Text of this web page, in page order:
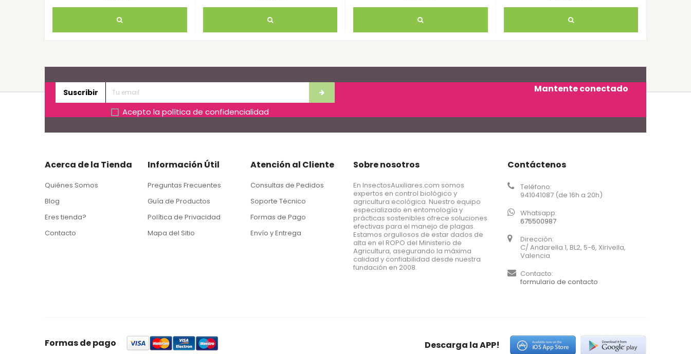
Suscribir
Acepto la política de confidencialidad
Mantente conectado
Acerca de la Tienda
Quiénes Somos
Blog
Eres tienda?
Contacto
Información Útil
Preguntas Frecuentes
Guía de Productos
Política de Privacidad
Mapa del Sitio
Atención al Cliente
Consultas de Pedidos
Soporte Técnico
Formas de Pago
Envío y Entrega
Sobre nosotros
En InsectosAuxiliares.com somos
expertos en control biológico y
agricultura ecológica. Nuestro equipo
especializado en entomología y
prácticas sostenibles ofrece soluciones
efectivas para el manejo de plagas.
Estamos orgullosos de estar dados de
alta en el ROPO del Ministerio de
Agricultura, asegurando la máxima
calidad y confiabilidad desde nuestra
fundación en 2008.
Contáctenos
Teléfono:
941041087 (de 16h a 20h)
Whatsapp:
675500987
Dirección:
C/ Andarella 1, BL2, 5-6, Xirivella,
Valencia
Contacto:
formulario de contacto
Formas de pago Descarga la APP!